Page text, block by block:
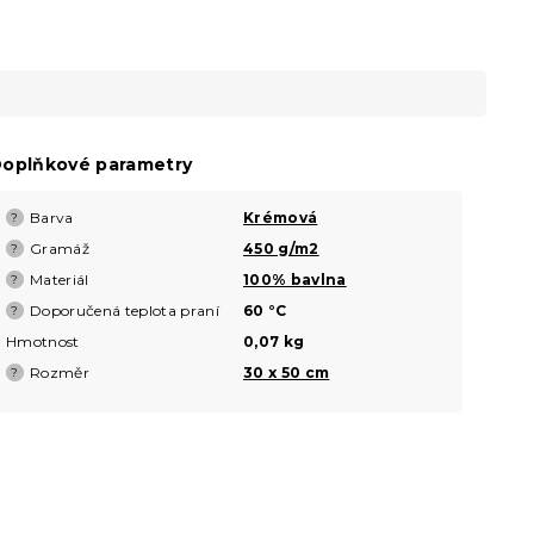
parametry
? Barva Krémová
? Gramáž 450 g/m2
? Materiál 100% bavlna
? Doporučená teplota praní
60 °C
Hmotnost
0,07 kg
? Rozměr 30 x 50 cm